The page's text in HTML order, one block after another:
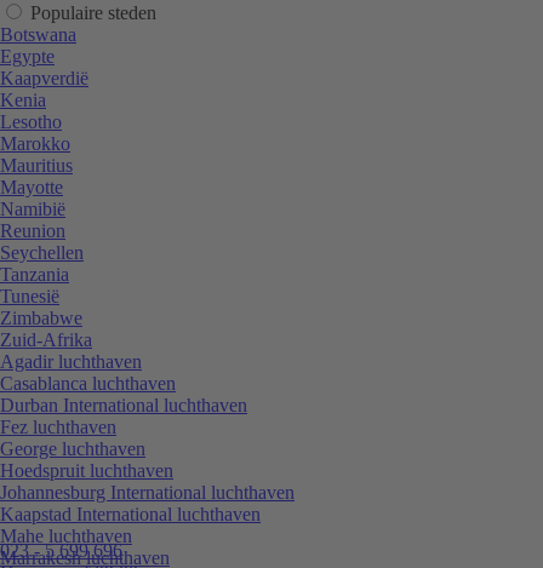
023 - 5 699 696
Populaire steden
Botswana
Egypte
Kaapverdië
Kenia
Lesotho
Marokko
Mauritius
Mayotte
Namibië
Reunion
Seychellen
Tanzania
Tunesië
Zimbabwe
Zuid-Afrika
Agadir luchthaven
Casablanca luchthaven
Durban International luchthaven
Fez luchthaven
George luchthaven
Hoedspruit luchthaven
Johannesburg International luchthaven
Kaapstad International luchthaven
Mahe luchthaven
Marrakesh luchthaven